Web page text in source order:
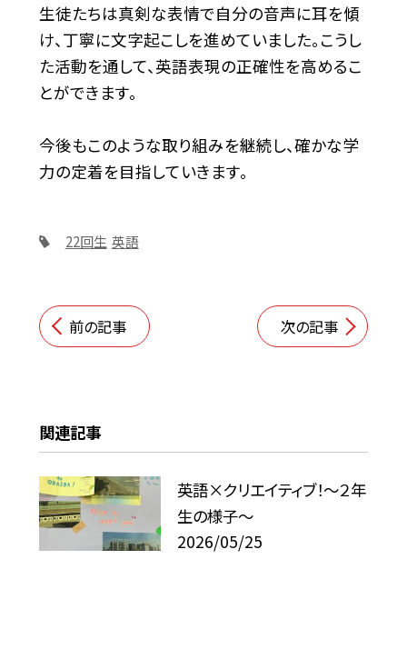
生徒たちは真剣な表情で自分の音声に耳を傾
け、丁寧に文字起こしを進めていました。こうし
た活動を通して、英語表現の正確性を高めるこ
とができます。
今後もこのような取り組みを継続し、確かな学
力の定着を目指していきます。
22回生 英語
前の記事 次の記事
関連記事
英語×クリエイティブ！～２年
生の様子～
2026/05/25